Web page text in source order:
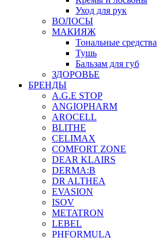
Уход для рук
ВОЛОСЫ
МАКИЯЖ
Тональные средства
Тушь
Бальзам для губ
ЗДОРОВЬЕ
БРЕНДЫ
A.G.E STOP
ANGIOPHARM
AROCELL
BLITHE
CELIMAX
COMFORT ZONE
DEAR KLAIRS
DERMA:B
DR ALTHEA
EVASION
ISOV
METATRON
LEBEL
PHFORMULA